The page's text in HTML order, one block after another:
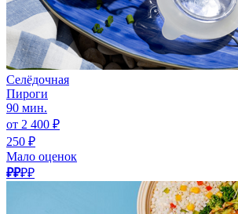
Селёдочная
Пироги
90 мин.
от 2 400 ₽
250 ₽
Мало оценок
₽₽₽₽